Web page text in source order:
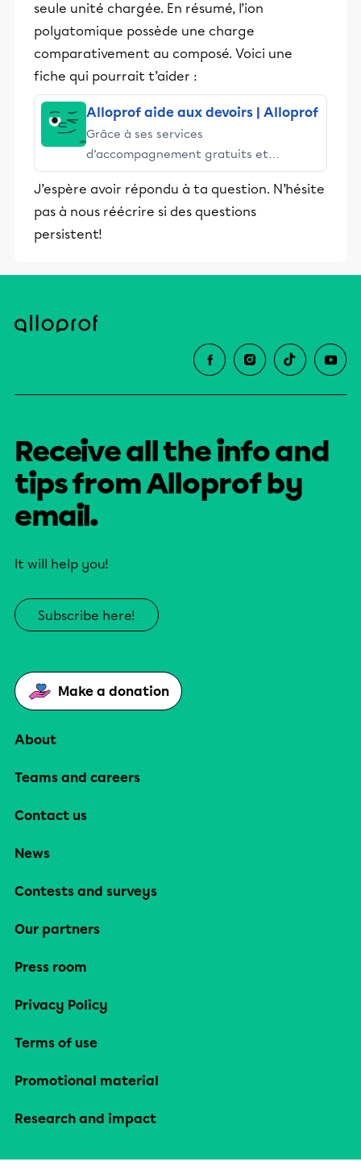
seule unité chargée. En résumé, l’ion
polyatomique possède une charge
comparativement au composé. Voici une
fiche qui pourrait t’aider :
Alloprof aide aux devoirs | Alloprof
Grâce à ses services
d’accompagnement gratuits et
stimulants, Alloprof engage les élèves
et leurs parents dans la réussite
éducative.
J’espère avoir répondu à ta question. N’hésite
pas à nous réécrire si des questions
persistent!
Receive all the info and
tips from Alloprof by
email.
It will help you!
Subscribe here!
Make a donation
About
Teams and careers
Contact us
News
Contests and surveys
Our partners
Press room
Privacy Policy
Terms of use
Promotional material
Research and impact